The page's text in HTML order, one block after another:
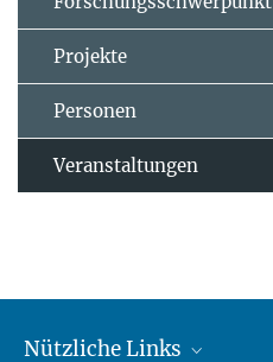
Projekte
Personen
Veranstaltungen
Nützliche Links